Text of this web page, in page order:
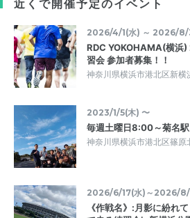
近くで開催予定のイベント
2026/4/1(水) ～ 2026/8/
RDC YOKOHAMA(横浜
習会 参加者募集！！
神奈川県横浜市港北区新横
2023/1/5(木) 〜
毎週土曜日8:00～菊名
神奈川県横浜市港北区篠
2026/6/17(水)～2026/
《作戦名》:月影に紛れ